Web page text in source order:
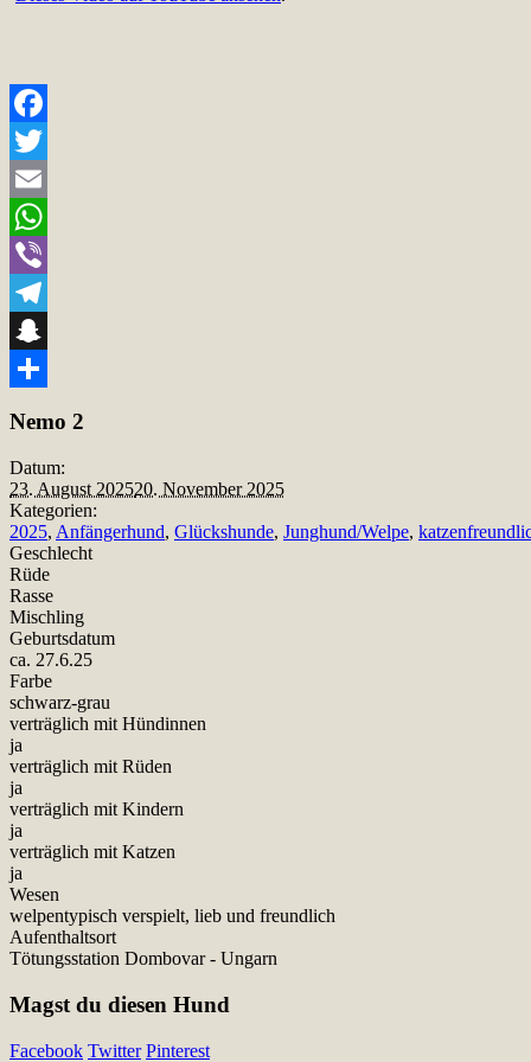
Facebook
Twitter
Email
WhatsApp
Viber
Telegram
Snapchat
Nemo 2
Datum:
23. August 202520. November 2025
Kategorien:
2025, Anfängerhund, Glückshunde, Junghund/Welpe,
Geschlecht
Rüde
Rasse
Mischling
Geburtsdatum
ca. 27.6.25
Farbe
schwarz-grau
verträglich mit Hündinnen
ja
verträglich mit Rüden
ja
verträglich mit Kindern
ja
verträglich mit Katzen
ja
Wesen
welpentypisch verspielt, lieb und freundlich
Aufenthaltsort
Tötungsstation Dombovar - Ungarn
Magst du diesen Hund
Facebook Twitter Pinterest